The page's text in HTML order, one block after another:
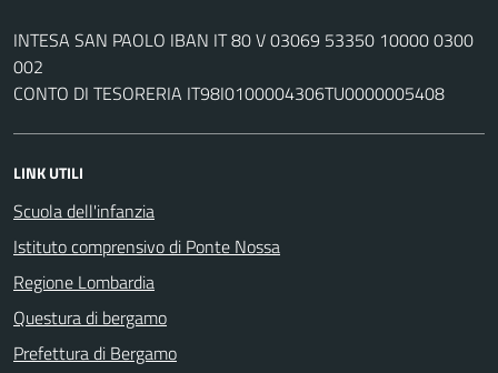
INTESA SAN PAOLO IBAN IT 80 V 03069 53350 10000 0300
002
CONTO DI TESORERIA IT98I0100004306TU0000005408
LINK UTILI
Scuola dell'infanzia
Istituto comprensivo di Ponte Nossa
Regione Lombardia
Questura di bergamo
Prefettura di Bergamo